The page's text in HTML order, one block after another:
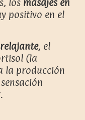
los masajes en
positivo en el
, el
(la
la producción